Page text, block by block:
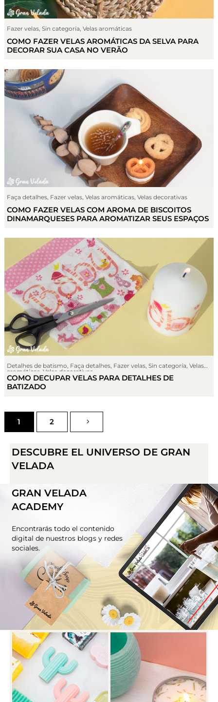
Fazer velas, Sin categoría, Velas aromáticas
COMO FAZER VELAS AROMÁTICAS DA SELVA PARA
DECORAR SUA CASA NO VERÃO
Faça detalhes, Fazer velas, Velas aromáticas, Velas decorativas
COMO FAZER VELAS COM AROMA DE BISCOITOS
DINAMARQUESES PARA AROMATIZAR SEUS ESPAÇOS
Detalhes de batismo Faça detalhes Fazer velas Sin categoría Velas
aromáticas Velas decorativas
COMO DECUPAR VELAS PARA DETALHES DE
BATIZADO
1 2
DESCUBRE EL UNIVERSO DE GRAN
VELADA
GRAN VELADA
ACADEMY
Encontrarás todo el contenido
digital de nuestros blogs y redes
sociales.